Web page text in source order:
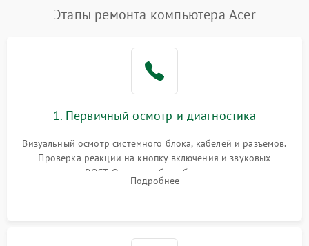
Проблемы с
подключением внешних
1400 ₽ Подробнее →
1700 ₽
Ошибки в работе
оперативной памяти
1500 ₽ Подробнее →
Не распознается USB-порт 1300 ₽ Подробнее →
Этапы ремонта компьютера Acer
1. Первичный осмотр и диагностика
Визуальный осмотр системного блока, кабелей и разъемов.
Проверка реакции на кнопку включения и звуковых
сигналов POST. Оценка работы блока питания для
локализации базовых неисправностей без полного разбора.
Подробнее